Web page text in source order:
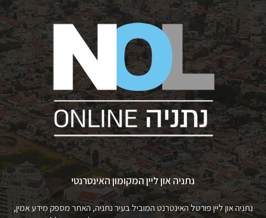
נתניה און ליין המקומון האינטרנטי
נתניה און ליין פורטל האינטרנט המוביל בעיר נתניה, האתר מספק מידע אמין,